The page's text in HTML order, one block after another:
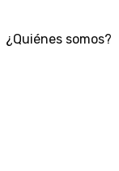
¿Quiénes somos?